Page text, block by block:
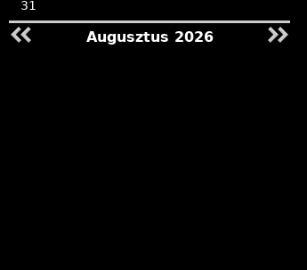
31
Augusztus 2026